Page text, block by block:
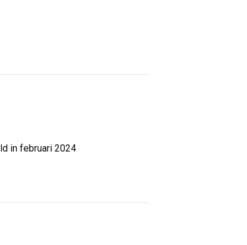
in februari 2024